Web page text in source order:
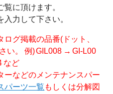
に頂けます。
力して下さい。
グ掲載の品番(ドット、
い。 例) GIL008 → GI-L00
など
などのメンテナンスパー
パーツ一覧 もしくは分解図